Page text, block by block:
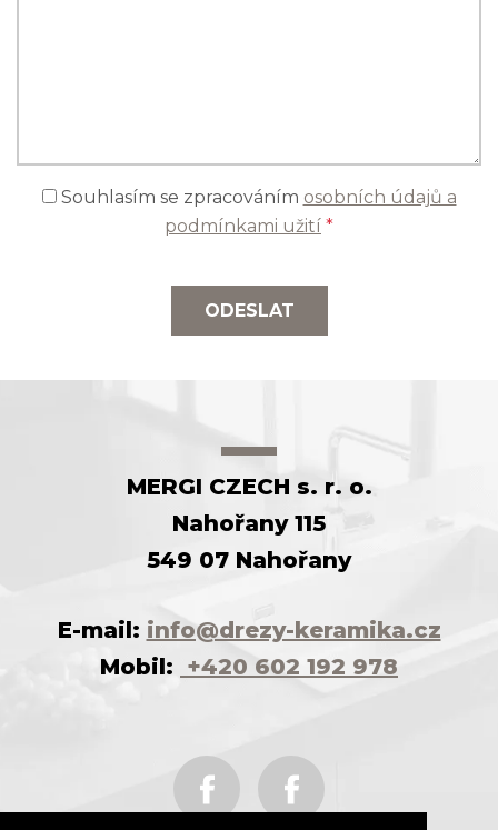
Souhlasím se zpracováním osobních údajů a
podmínkami užití *
ODESLAT
MERGI CZECH s. r. o.
Nahořany 115
549 07 Nahořany
E-mail: info@drezy-keramika.cz
Mobil: +420 602 192 978